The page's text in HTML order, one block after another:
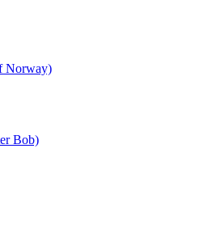
Norway)
Bob)